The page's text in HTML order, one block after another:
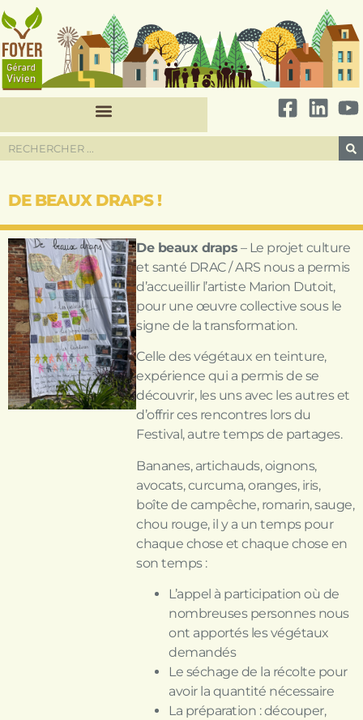
DE BEAUX DRAPS !
De beaux draps – Le projet culture
et santé DRAC / ARS nous a permis
d’accueillir l’artiste Marion Dutoit,
pour une œuvre collective sous le
signe de la transformation.
Celle des végétaux en teinture,
expérience qui a permis de se
découvrir, les uns avec les autres et
d’offrir ces rencontres lors du
Festival, autre temps de partages.
Bananes, artichauds, oignons,
avocats, curcuma, oranges, iris,
boîte de campêche, romarin, sauge,
chou rouge, il y a un temps pour
chaque chose et chaque chose en
son temps :
L’appel à participation où de
nombreuses personnes nous
ont apportés les végétaux
demandés
Le séchage de la récolte pour
avoir la quantité nécessaire
La préparation : découper,